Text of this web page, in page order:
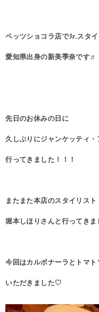
ペッツショコラ店でJr.スタ
愛知県出身の新美季奈です♬
先日のお休みの日に
久しぶりにジャンケッティ
行ってきました！！！
またまた本店のスタイリスト
堀本しほりさんと行ってき
今回はカルボナーラとトマト
いただきました♡